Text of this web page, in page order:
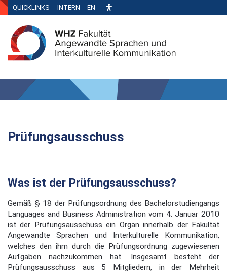
QUICKLINKS INTERN EN
Prüfungsausschuss
Was ist der Prüfungsausschuss?
Gemäß § 18 der Prüfungsordnung des Bachelorstudiengangs
Languages and Business Administration vom 4. Januar 2010
ist der Prüfungsausschuss ein Organ innerhalb der Fakultät
Angewandte Sprachen und Interkulturelle Kommunikation,
welches den ihm durch die Prüfungsordnung zugewiesenen
Aufgaben nachzukommen hat. Insgesamt besteht der
Prüfungsausschuss aus 5 Mitgliedern, in der Mehrheit